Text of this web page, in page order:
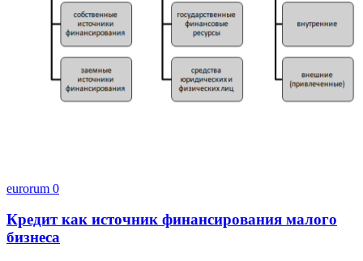
eurorum 0
Кредит как источник финансирования малого
бизнеса